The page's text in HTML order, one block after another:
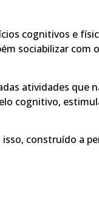
cognitivos e
sociabilizar com
atividades que
cognitivo,
isso, construído a